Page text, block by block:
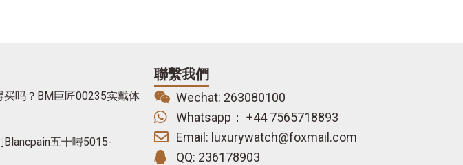
吗？BM巨匠00235实戴体
五十噚5015-
聯繫我們
Wechat: 263080100
Whatsapp： +44 7565718893
Email: luxurywatch@foxmail.com
QQ: 236178903